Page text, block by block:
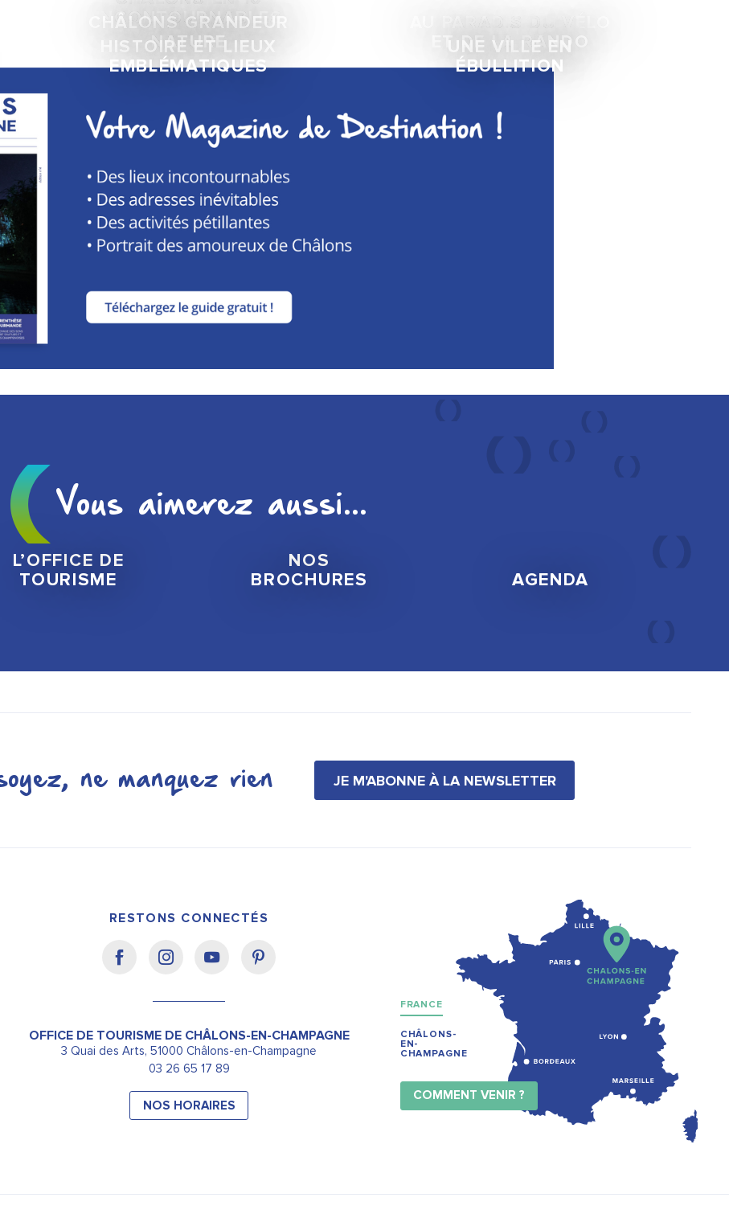
INCONTOURNABLES
CHÂLONS GRANDEUR
NATURE
AU PARADIS DU VÉLO
ET DE LA RANDO
HISTOIRE ET LIEUX
EMBLÉMATIQUES
UNE VILLE EN
ÉBULLITION
Vous aimerez aussi...
L’OFFICE DE
TOURISME
NOS
BROCHURES
AGENDA
ne manquez rien JE M'ABONNE À LA NEWSLETTER
RESTONS CONNECTÉS
OFFICE DE TOURISME DE CHÂLONS-EN-CHAMPAGNE
3 Quai des Arts, 51000 Châlons-en-Champagne
03 26 65 17 89
NOS HORAIRES
FRANCE
CHÂLONS-
EN-
CHAMPAGNE
COMMENT VENIR ?